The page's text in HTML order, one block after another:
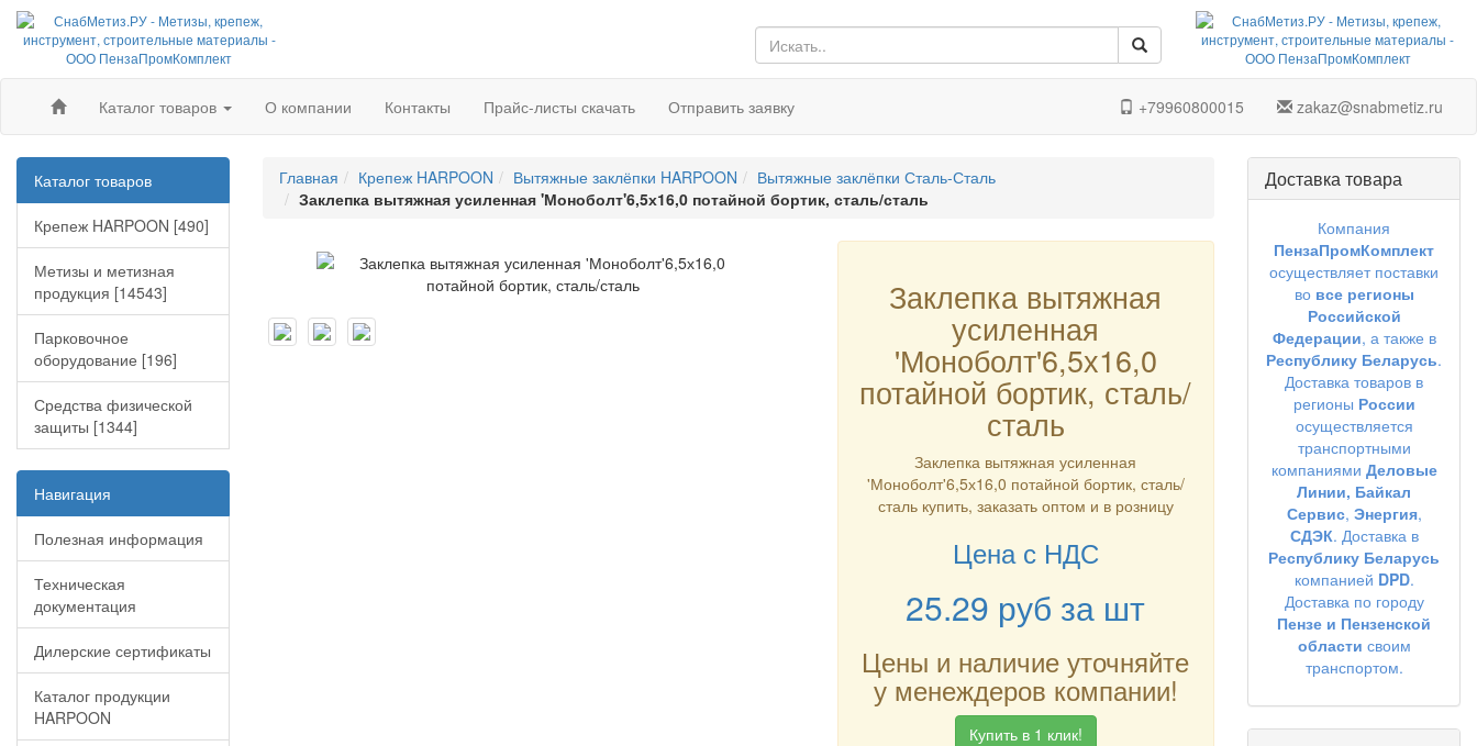
Каталог товаров О компании Контакты Прайс-листы скачать Отправить заявку +79960800015 zakaz@snabmetiz.ru
Каталог товаров
Крепеж HARPOON [490]
Метизы и метизная
продукция [14543]
Парковочное
оборудование [196]
Средства физической
защиты [1344]
Навигация
Полезная информация
Техническая
документация
Дилерские сертификаты
Каталог продукции
HARPOON
Главная Крепеж HARPOON Вытяжные заклёпки HARPOON
Вытяжные заклёпки Сталь-Сталь
Заклепка вытяжная усиленная 'Моноболт'6,5х16,0 потайной бортик, сталь/сталь
Заклепка вытяжная
усиленная
'Моноболт'6,5х16,0
потайной бортик, сталь/
сталь
Заклепка вытяжная усиленная
'Моноболт'6,5х16,0 потайной бортик, сталь/
сталь купить, заказать оптом и в розницу
Цена с НДС
25.29 руб за шт
Цены и наличие уточняйте
у менеждеров компании!
Купить в 1 клик!
Доставка товара
Компания
ПензаПромКомплект
осуществляет поставки
во все регионы
Российской
Федерации, а также в
Республику Беларусь.
Доставка товаров в
регионы России
осуществляется
транспортными
компаниями Деловые
Линии, Байкал
Сервис, Энергия,
СДЭК. Доставка в
Республику Беларусь
компанией DPD.
Доставка по городу
Пензе и Пензенской
области своим
транспортом.